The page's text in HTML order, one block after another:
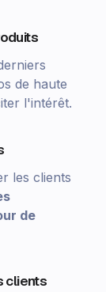
de haute
l'intérêt.
les clients
de
clients